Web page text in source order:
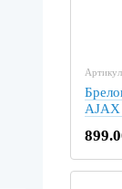
AJAX